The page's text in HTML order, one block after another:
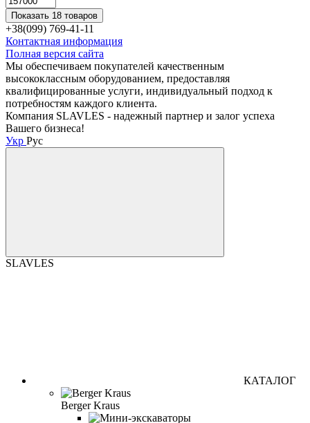
Показать 18 товаров
+38(099) 769-41-11
Контактная информация
Полная версия сайта
Мы обеспечиваем покупателей качественным
высококлассным оборудованием, предоставляя
квалифицированные услуги, индивидуальный подход к
потребностям каждого клиента.
Компания SLAVLES - надежный партнер и залог успеха
Вашего бизнеса!
Укр Рус
SLAVLES
КАТАЛОГ
Berger Kraus